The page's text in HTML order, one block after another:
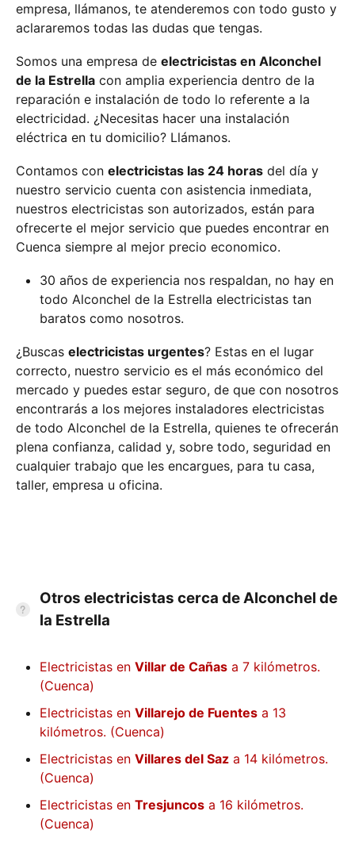
empresa, llámanos, te atenderemos con todo gusto y
aclararemos todas las dudas que tengas.
Somos una empresa de electricistas en Alconchel
de la Estrella con amplia experiencia dentro de la
reparación e instalación de todo lo referente a la
electricidad. ¿Necesitas hacer una instalación
eléctrica en tu domicilio? Llámanos.
Contamos con electricistas las 24 horas del día y
nuestro servicio cuenta con asistencia inmediata,
nuestros electricistas son autorizados, están para
ofrecerte el mejor servicio que puedes encontrar en
Cuenca siempre al mejor precio economico.
30 años de experiencia nos respaldan, no hay en
todo Alconchel de la Estrella electricistas tan
baratos como nosotros.
¿Buscas electricistas urgentes? Estas en el lugar
correcto, nuestro servicio es el más económico del
mercado y puedes estar seguro, de que con nosotros
encontrarás a los mejores instaladores electricistas
de todo Alconchel de la Estrella, quienes te ofrecerán
plena confianza, calidad y, sobre todo, seguridad en
cualquier trabajo que les encargues, para tu casa,
taller, empresa u oficina.
Otros electricistas cerca de Alconchel de
la Estrella
Electricistas en Villar de Cañas a 7 kilómetros.
(Cuenca)
Electricistas en Villarejo de Fuentes a 13
kilómetros. (Cuenca)
Electricistas en Villares del Saz a 14 kilómetros.
(Cuenca)
Electricistas en Tresjuncos a 16 kilómetros.
(Cuenca)